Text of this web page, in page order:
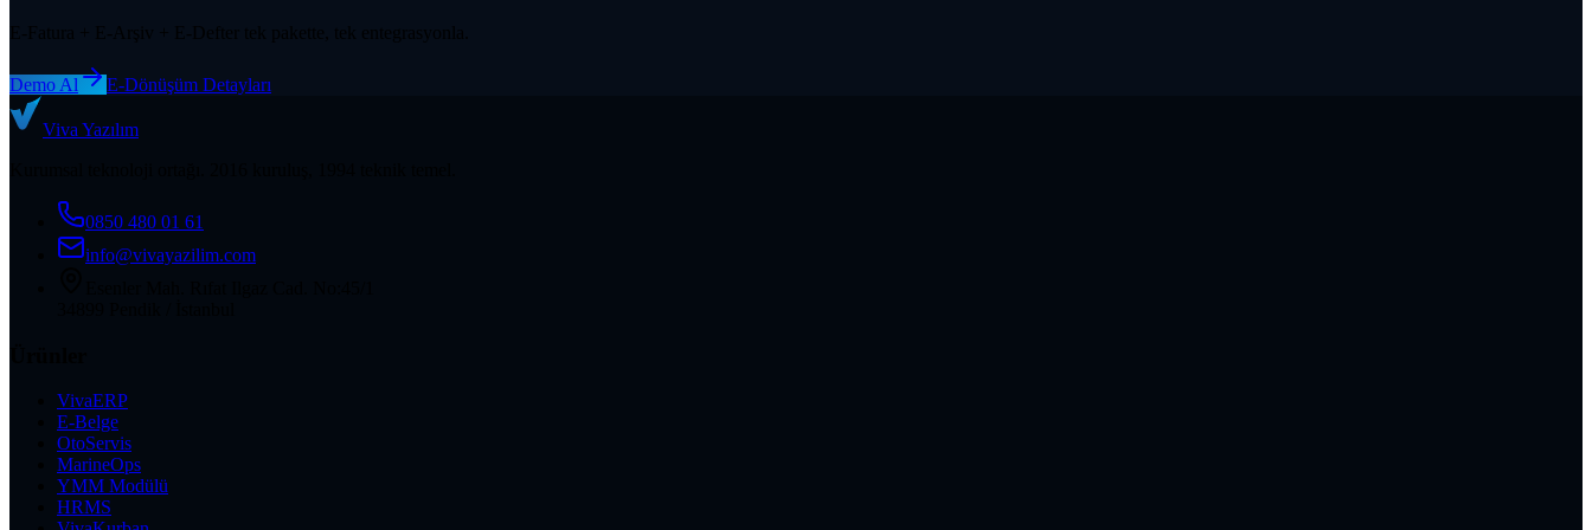
E-Fatura + E-Arşiv + E-Defter tek pakette, tek entegrasyonla.
Demo Al E-Dönüşüm Detayları
Viva Yazılım
0850 480 01 61
info@vivayazilim.com
VivaERP
E-Belge
OtoServis
MarineOps
YMM Modülü
HRMS